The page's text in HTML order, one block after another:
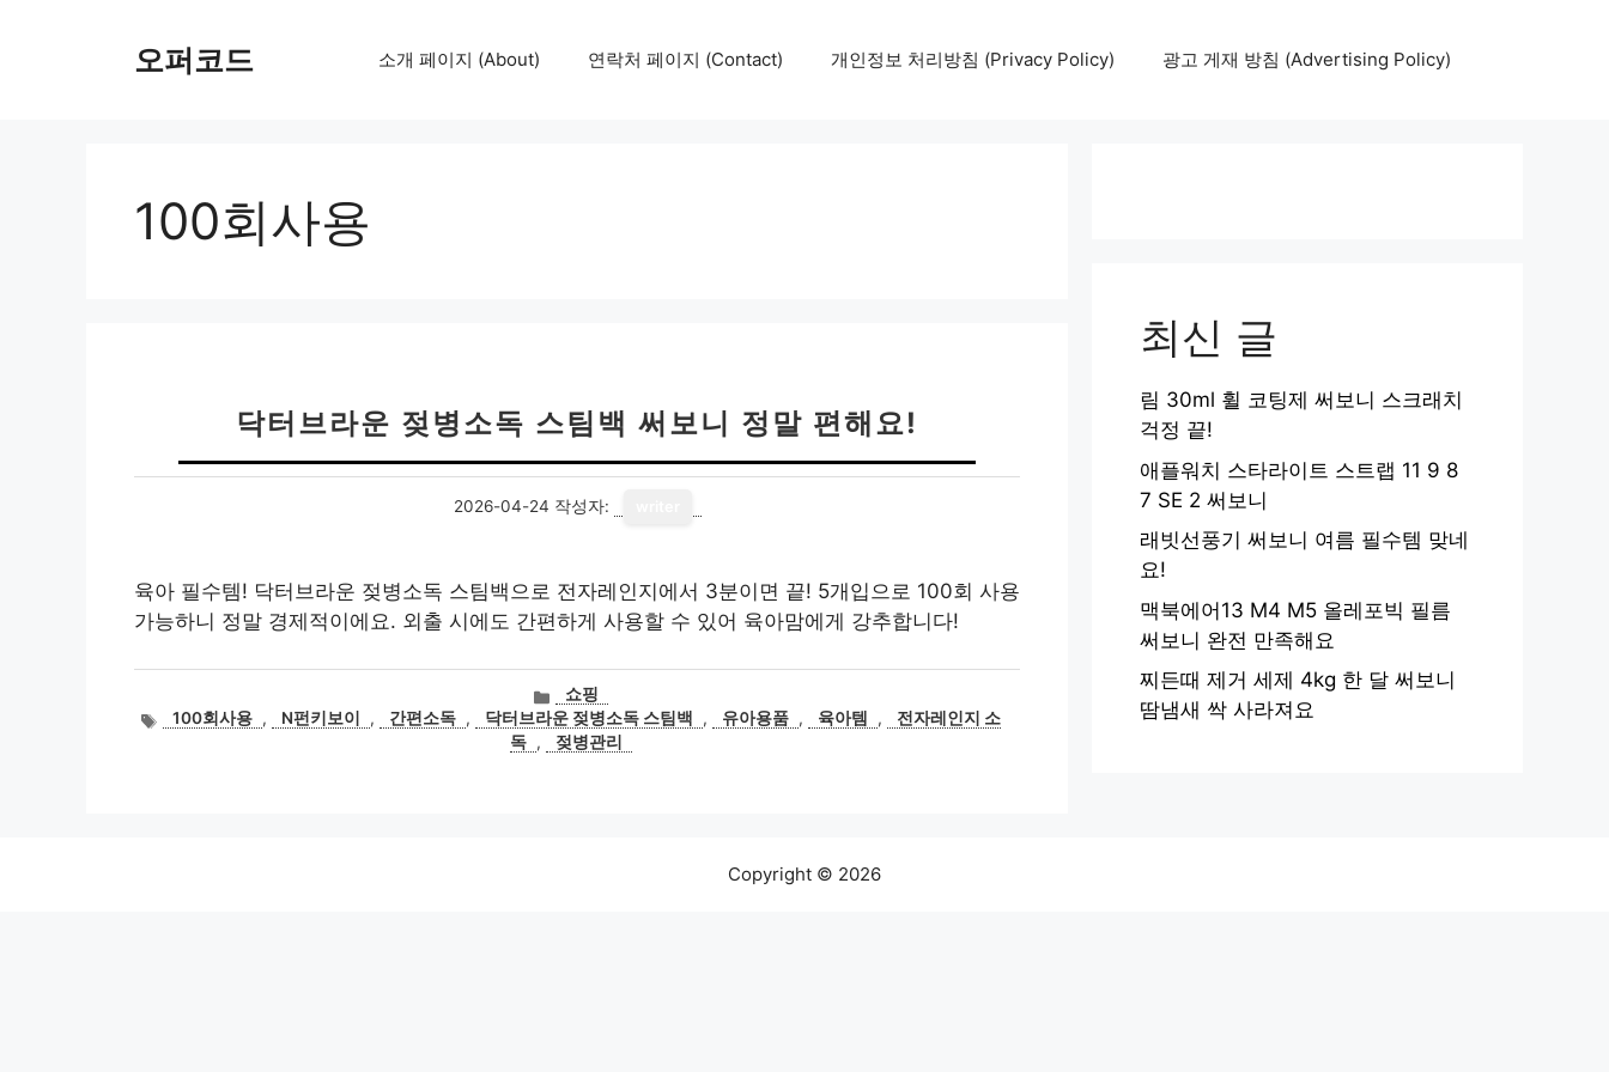
오퍼코드 소개 페이지 (About) 연락처 페이지 (Contact) 개인정보 처리방침 (Privacy Policy) 광고 게재 방침 (Advertising Policy)
100회사용
닥터브라운 젖병소독 스팀백 써보니 정말 편해요!
2026-04-24 작성자:
육아 필수템! 닥터브라운 젖병소독 스팀백으로 전자레인지에서 3분이면 끝! 5개입으로 100회 사용
가능하니 정말 경제적이에요. 외출 시에도 간편하게 사용할 수 있어 육아맘에게 강추합니다!
카
테
고
쇼핑
태100회사용 , N펀키보이 , 간편소독 , 닥터브라운 젖병소독 스팀백 , 유아용품 , 육아템 ,
전자레인지 소
독 , 젖병관리
최신 글
림 30ml 휠 코팅제 써보니 스크래치
걱정 끝!
애플워치 스타라이트 스트랩 11 9 8
7 SE 2 써보니
래빗선풍기 써보니 여름 필수템 맞네
요!
맥북에어13 M4 M5 올레포빅 필름
써보니 완전 만족해요
찌든때 제거 세제 4kg 한 달 써보니
땀냄새 싹 사라져요
Copyright © 2026